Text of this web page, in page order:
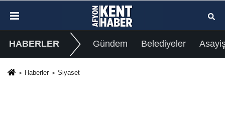
HABERLER Gündem Belediyeler
Haberler Siyaset